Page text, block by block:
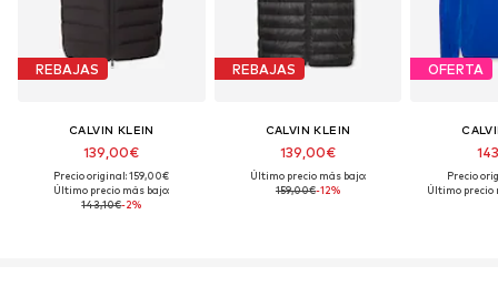
REBAJAS
CALVIN KLEIN
139,00€
Precio original: 159,00€
Último precio más bajo:
143,10€-2%
REBAJAS
CALVIN KLEIN
139,00€
Último precio más bajo:
159,00€-12%
OFERTA
Precio
Último precio